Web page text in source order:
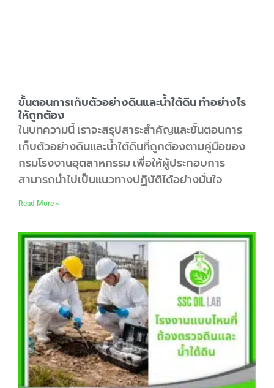
ขั้นตอนการเก็บตัวอย่างดินและน้ำใต้ดิน ทำอย่างไร
ให้ถูกต้อง
ในบทความนี้ เราจะสรุปสาระสำคัญและขั้นตอนการ
เก็บตัวอย่างดินและน้ำใต้ดินที่ถูกต้องตามคู่มือของ
กรมโรงงานอุตสาหกรรม เพื่อให้ผู้ประกอบการ
สามารถนำไปเป็นแนวทางปฏิบัติได้อย่างมั่นใจ
Read More »